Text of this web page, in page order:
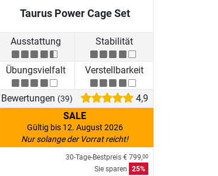
Taurus Power Cage Set
Ausstattung Stabilität
Übungsvielfalt Verstellbarkeit
Bewertungen (39)
4,9
SALE
Gültig bis 12. August 2026
Nur solange der Vorrat reicht!
30-Tage-Bestpreis € 799,00
Sie sparen 25%